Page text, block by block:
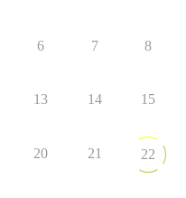
6 7 8
13 14 15
20 21 22